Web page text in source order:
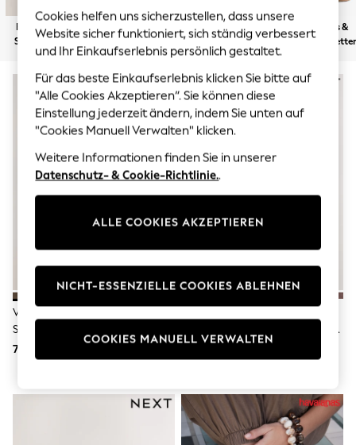
Sandals
Shorts
Trousers
T-Shirts & Vests
Men's Holiday Shop
All Swimwear
Accessories
Bags & Luggage
Footwear
Hats
Linen Collection
Loafers
Polo Shirts
Sandals & Flipflops
Vests
Boys Holiday Shop
All Swimwear
Ponchos & Toweling sets
Polo Shirts
Sandals & Sliders
Flache
Schuhe
Mit Absatz Dicke Sohle Keilabsätze
Zehentrenner
& Slider
Clogs &
Veloursleder In Neutral -
Sandalen Mit Lederriemen Und
Schnallendetails
76 €
Sandalen Mit Doppelriemen Und
Fussbett
Cookies helfen uns sicherzustellen, dass unsere
Website sicher funktioniert, sich ständig verbessert
und Ihr Einkaufserlebnis persönlich gestaltet.
Für das beste Einkaufserlebnis klicken Sie bitte auf
"Alle Cookies Akzeptieren“. Sie können diese
Einstellung jederzeit ändern, indem Sie unten auf
"Cookies Manuell Verwalten" klicken.
Weitere Informationen finden Sie in unserer
Datenschutz- & Cookie-Richtlinie..
ALLE COOKIES AKZEPTIEREN
COOKIES MANUELL VERWALTEN
NICHT-ESSENZIELLE COOKIES ABLEHNEN